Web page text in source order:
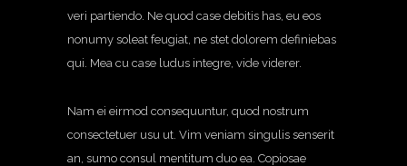
veri partiendo. Ne quod case debitis has, eu eos
nonumy soleat feugiat, ne stet dolorem definiebas
qui. Mea cu case ludus integre, vide viderer.
Nam ei eirmod consequuntur, quod nostrum
consectetuer usu ut. Vim veniam singulis senserit
an, sumo consul mentitum duo ea. Copiosae